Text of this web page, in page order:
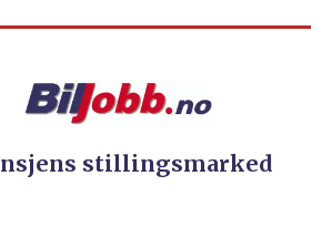
stillingsmarked